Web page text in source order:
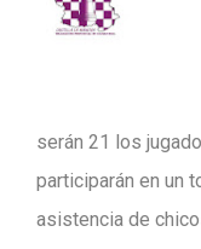
serán 21 los
participarán en un
asistencia de